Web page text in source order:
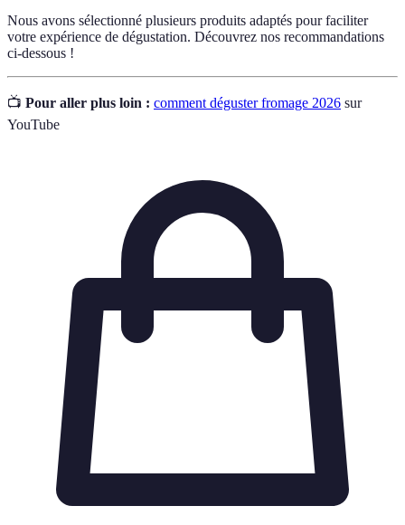
Nous avons sélectionné plusieurs produits adaptés pour faciliter
votre expérience de dégustation. Découvrez nos recommandations
ci-dessous !
📺 Pour aller plus loin : comment déguster fromage 2026 sur
YouTube